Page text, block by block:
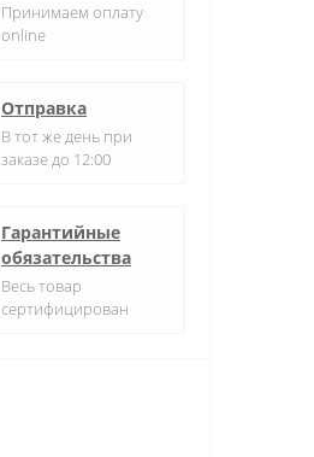
Принимаем оплату
online
Отправка
В тот же день при
заказе до 12:00
Гарантийные
обязательства
Весь товар
сертифицирован